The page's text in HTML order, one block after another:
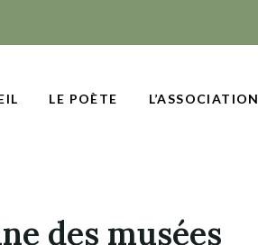
LE POÈTE L’ASSOCIATION
des musées